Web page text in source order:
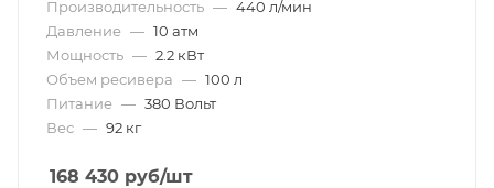
Производительность — 440 л/мин
Давление — 10 атм
Мощность — 2.2 кВт
Объем ресивера — 100 л
Питание — 380 Вольт
Вес — 92 кг
168 430 руб/шт